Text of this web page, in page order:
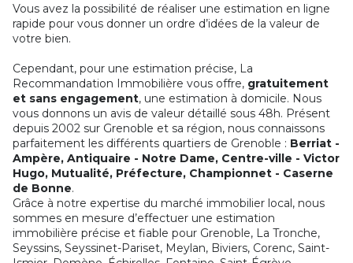
Vous avez la possibilité de réaliser une estimation en ligne
rapide pour vous donner un ordre d’idées de la valeur de
votre bien.
Cependant, pour une estimation précise, La
Recommandation Immobilière vous offre, gratuitement
et sans engagement, une estimation à domicile. Nous
vous donnons un avis de valeur détaillé sous 48h. Présent
depuis 2002 sur Grenoble et sa région, nous connaissons
parfaitement les différents quartiers de Grenoble : Berriat -
Ampère, Antiquaire - Notre Dame, Centre-ville - Victor
Hugo, Mutualité, Préfecture, Championnet - Caserne
de Bonne.
Grâce à notre expertise du marché immobilier local, nous
sommes en mesure d’effectuer une estimation
immobilière précise et fiable pour Grenoble, La Tronche,
Seyssins, Seyssinet-Pariset, Meylan, Biviers, Corenc, Saint-